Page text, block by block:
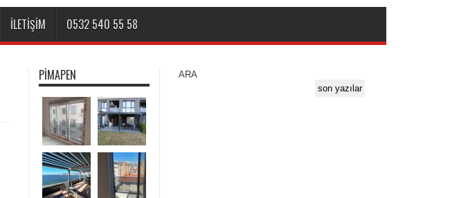
İLETIŞIM 0532 540 55 58
PIMAPEN
ARA
son yazılar